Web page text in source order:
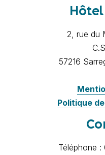
2, rue du
57216
Politique
Téléphone